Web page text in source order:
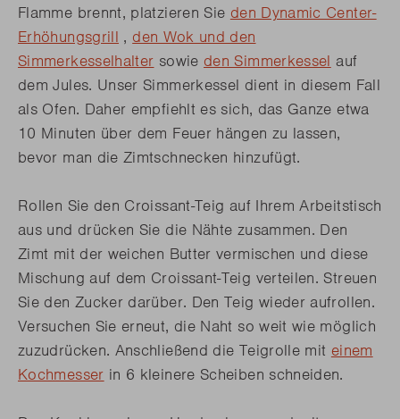
Flamme brennt, platzieren Sie den Dynamic Center-
Erhöhungsgrill , den Wok und den
Simmerkesselhalter sowie den Simmerkessel auf
dem Jules. Unser Simmerkessel dient in diesem Fall
als Ofen. Daher empfiehlt es sich, das Ganze etwa
10 Minuten über dem Feuer hängen zu lassen,
bevor man die Zimtschnecken hinzufügt.
Rollen Sie den Croissant-Teig auf Ihrem Arbeitstisch
aus und drücken Sie die Nähte zusammen. Den
Zimt mit der weichen Butter vermischen und diese
Mischung auf dem Croissant-Teig verteilen. Streuen
Sie den Zucker darüber. Den Teig wieder aufrollen.
Versuchen Sie erneut, die Naht so weit wie möglich
zuzudrücken. Anschließend die Teigrolle mit einem
Kochmesser in 6 kleinere Scheiben schneiden.